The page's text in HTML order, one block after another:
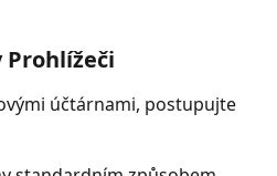
Prohlížeči
účtárnami, postupujte